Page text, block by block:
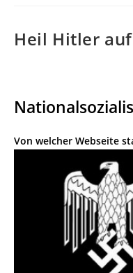
Heil Hitler
Von welcher Webseite